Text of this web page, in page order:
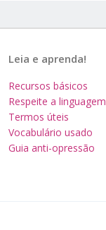
Leia e aprenda!
Recursos básicos
Respeite a linguagem
Termos úteis
Vocabulário usado
Guia anti-opressão